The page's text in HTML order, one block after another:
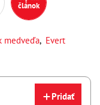
článok
medveďa, Evert
Pridať